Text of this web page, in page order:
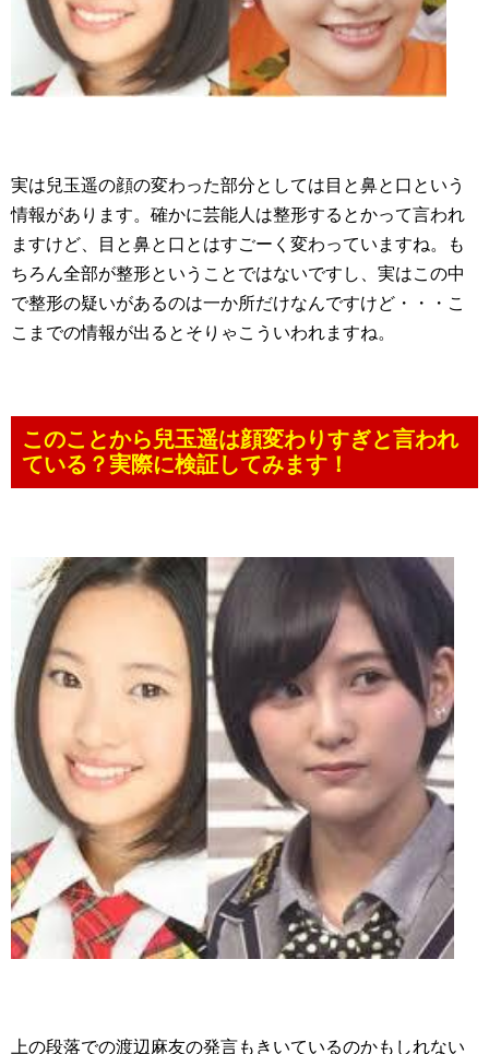
実は兒玉遥の顔の変わった部分としては目と鼻と口という
情報があります。確かに芸能人は整形するとかって言われ
ますけど、目と鼻と口とはすごーく変わっていますね。も
ちろん全部が整形ということではないですし、実はこの中
で整形の疑いがあるのは一か所だけなんですけど・・・こ
こまでの情報が出るとそりゃこういわれますね。
このことから兒玉遥は顔変わりすぎと言われ
ている？実際に検証してみます！
上の段落での渡辺麻友の発言もきいているのかもしれない